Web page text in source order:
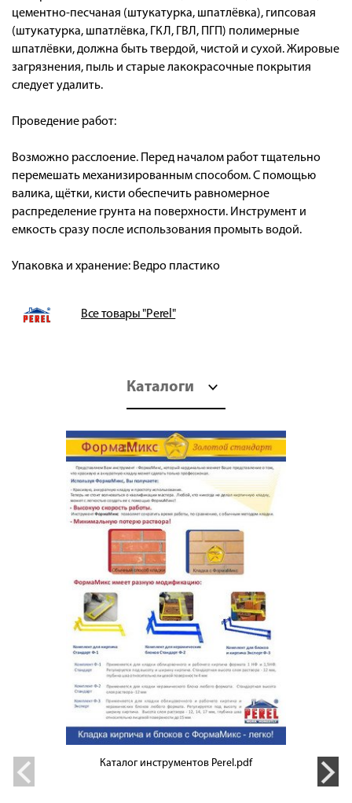
цементно-песчаная (штукатурка, шпатлёвка), гипсовая
(штукатурка, шпатлёвка, ГКЛ, ГВЛ, ПГП) полимерные
шпатлёвки, должна быть твердой, чистой и сухой. Жировые
загрязнения, пыль и старые лакокрасочные покрытия
следует удалить.
Проведение работ:
Возможно расслоение. Перед началом работ тщательно
перемешать механизированным способом. С помощью
валика, щётки, кисти обеспечить равномерное
распределение грунта на поверхности. Инструмент и
емкость сразу после использования промыть водой.
Упаковка и хранение: Ведро пластико
Все товары "Perel"
Каталоги
Каталог инструментов Perel.pdf